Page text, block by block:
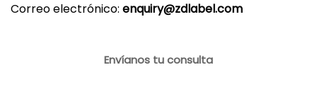
Correo electrónico: enquiry@zdlabel.com
Envíanos tu consulta